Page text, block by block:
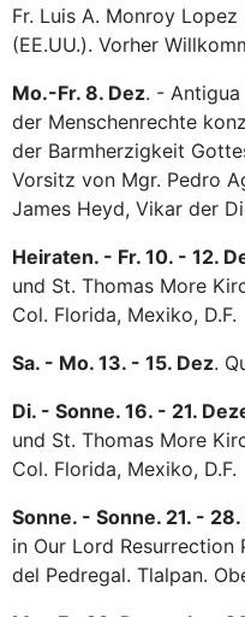
Fr. Luis A. Monroy
(EE.UU.). Vorher
Mo.-Fr. 8. Dez. - Antigua
der Menschenrechte
der Barmherzigkeit
Vorsitz von Mgr. Pedro
James Heyd, Vikar der
Heiraten. - Fr. 10. - 12.
und St. Thomas More
Col. Florida, Mexiko, D.F.
Sa. - Mo. 13. - 15. Dez.
Di. - Sonne. 16. - 21.
und St. Thomas More
Col. Florida, Mexiko, D.F.
Sonne. - Sonne. 21. -
in Our Lord Resurrection
del Pedregal. Tlalpan.